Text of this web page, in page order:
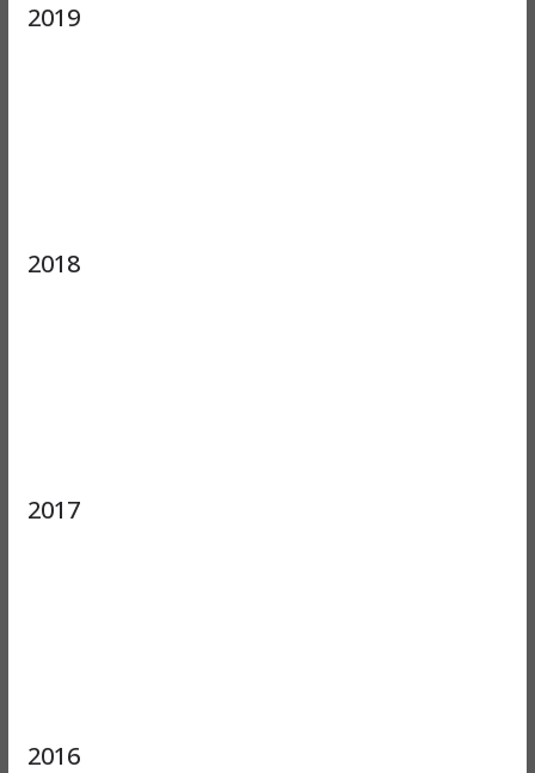
2019
2018
2017
2016